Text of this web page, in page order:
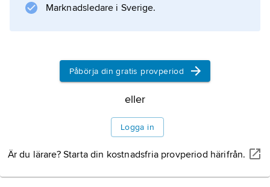
Marknadsledare i Sverige.
Påbörja din gratis provperiod
eller
Logga in
Är du lärare? Starta din kostnadsfria provperiod härifrån.